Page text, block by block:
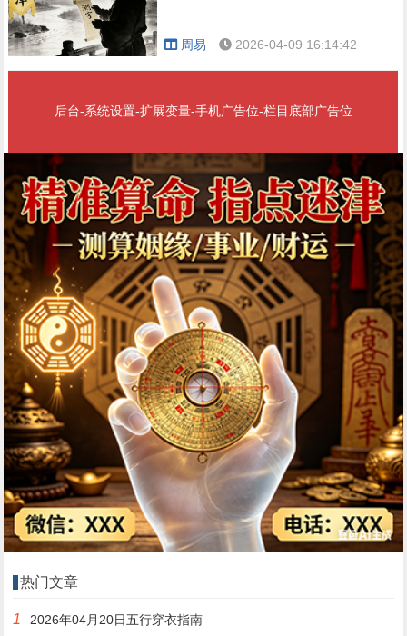
周易 2026-04-09 16:14:42
后台-系统设置-扩展变量-手机广告位-栏目底部广告位
热门文章
1 2026年04月20日五行穿衣指南